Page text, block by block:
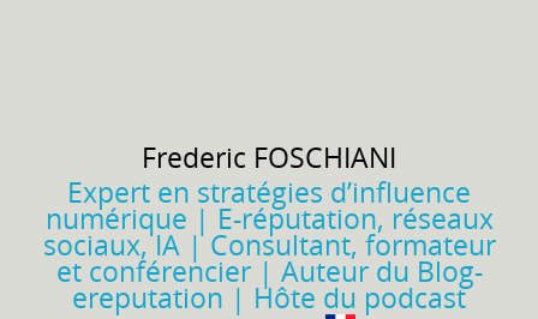
Frederic FOSCHIANI
Expert en stratégies d’influence
numérique | E-réputation, réseaux
sociaux, IA | Consultant, formateur
et conférencier | Auteur du Blog-
ereputation | Hôte du podcast